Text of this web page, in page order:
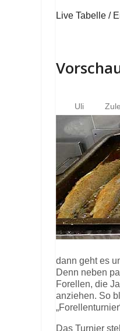
Live Tabelle /
Uli
dann geht es
Denn neben
Forellen, die
anziehen. So
Das Turnier